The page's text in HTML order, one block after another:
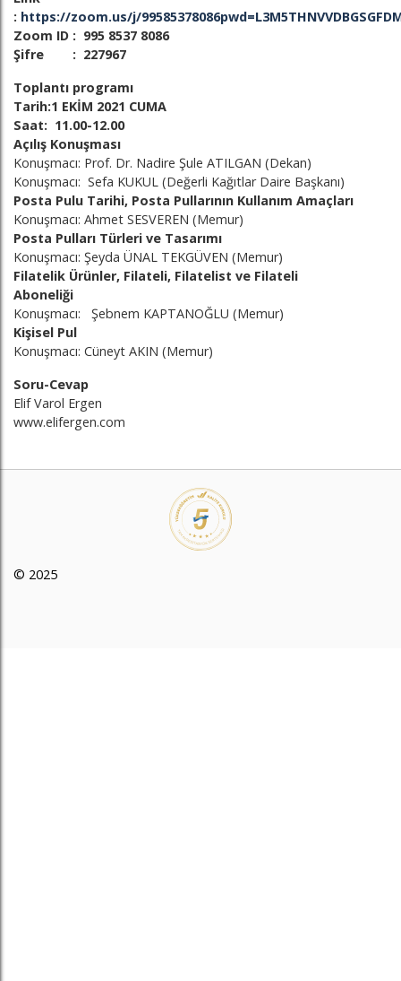
: https://zoom.us/j/
Zoom ID : 995 8537 8086
Şifre : 227967
Toplantı programı
Tarih:1 EKİM 2021 CUMA
Saat: 11.00-12.00
Açılış Konuşması
Konuşmacı: Prof. Dr. Nadire Şule ATILGAN (Dekan)
Konuşmacı: Sefa KUKUL (Değerli Kağıtlar Daire Başkanı)
Posta Pulu Tarihi, Posta Pullarının Kullanım Amaçları
Konuşmacı: Ahmet SESVEREN (Memur)
Posta Pulları Türleri ve Tasarımı
Konuşmacı: Şeyda ÜNAL TEKGÜVEN (Memur)
Filatelik Ürünler, Filateli, Filatelist ve Filateli
Aboneliği
Konuşmacı: Şebnem KAPTANOĞLU (Memur)
Kişisel Pul
Konuşmacı: Cüneyt AKIN (Memur)
Soru-Cevap
Elif Varol Ergen
www.elifergen.com
© 2025